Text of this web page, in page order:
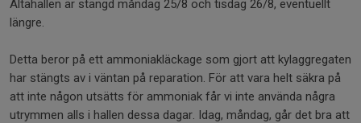
Ältahallen är stängd måndag 25/8 och tisdag 26/8, eventuellt
längre.
Detta beror på ett ammoniakläckage som gjort att kylaggregaten
har stängts av i väntan på reparation. För att vara helt säkra på
att inte någon utsätts för ammoniak får vi inte använda några
utrymmen alls i hallen dessa dagar. Idag, måndag, går det bra att